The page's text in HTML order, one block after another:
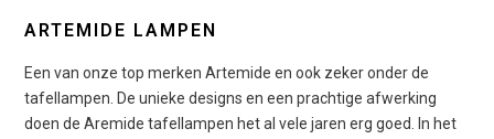
ARTEMIDE LAMPEN
Een van onze top merken Artemide en ook zeker onder de
tafellampen. De unieke designs en een prachtige afwerking
doen de Aremide tafellampen het al vele jaren erg goed. In het